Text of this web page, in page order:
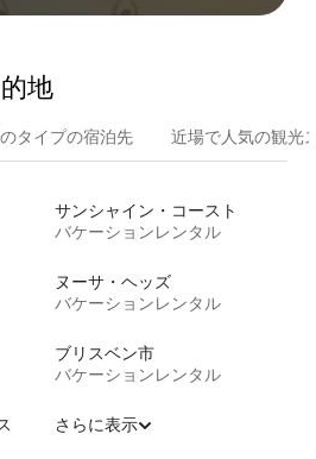
地
タ⁠イ⁠プ⁠の宿⁠泊⁠先 近場で人気の観光
サンシャイン・コースト
バケーションレンタル
ヌーサ・ヘッズ
バケーションレンタル
ブリスベン市
バケーションレンタル
さらに表示